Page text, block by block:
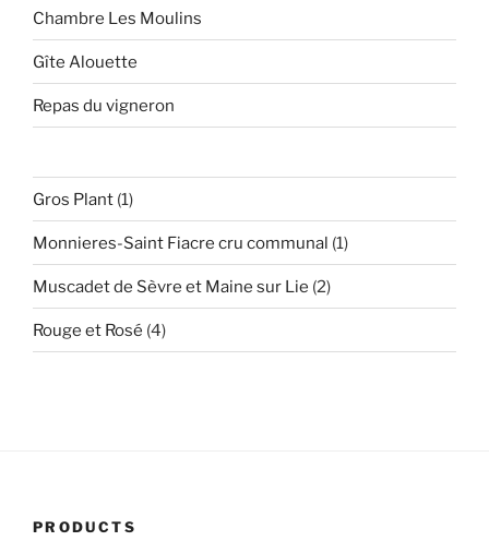
Chambre Les Moulins
Gîte Alouette
Repas du vigneron
Gros Plant 11
produit
Monnieres-Saint Fiacre cru communal 11
produit
Muscadet de Sèvre et Maine sur Lie 22
produits
Rouge et Rosé 44
produits
PRODUCTS